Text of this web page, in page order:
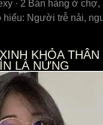
· 2 Bán hàng ở chợ,
hiểu: Người trễ nải,
KHỎA THÂN
LÀ NỨNG